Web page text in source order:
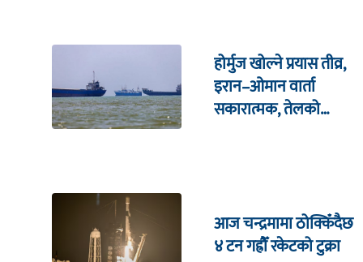
होर्मुज खोल्ने प्रयास तीव्र,
इरान–ओमान वार्ता
सकारात्मक, तेलको
आज चन्द्रमामा ठोक्किँदैछ
४ टन गह्रौँ रकेटको टुक्रा